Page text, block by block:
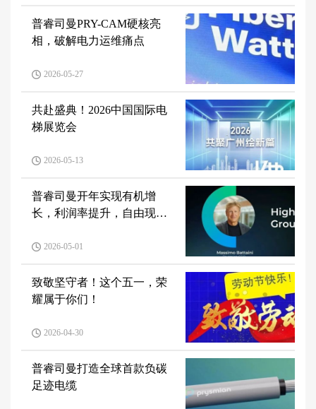
普睿司曼PRY-CAM硬核亮
相，破解电力运维痛点
2026-05-27
共赴盛典！2026中国国际电
梯展览会
2026-05-13
普睿司曼开年实现有机增
长，利润率提升，自由现金
2026-05-01
致敬坚守者！这个五一，荣
耀属于你们！
2026-04-30
普睿司曼打造全球首款负碳
足迹电缆